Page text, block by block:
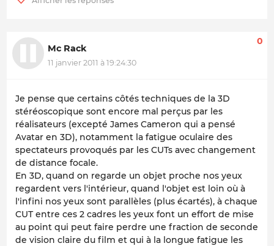
Mc Rack
11 janvier 2011 à 19:24:30
0
Je pense que certains côtés techniques de la 3D
stéréoscopique sont encore mal perçus par les
réalisateurs (excepté James Cameron qui a pensé
Avatar en 3D), notamment la fatigue oculaire des
spectateurs provoqués par les CUTs avec changement
de distance focale.
En 3D, quand on regarde un objet proche nos yeux
regardent vers l'intérieur, quand l'objet est loin où à
l'infini nos yeux sont parallèles (plus écartés), à chaque
CUT entre ces 2 cadres les yeux font un effort de mise
au point qui peut faire perdre une fraction de seconde
de vision claire du film et qui à la longue fatigue les